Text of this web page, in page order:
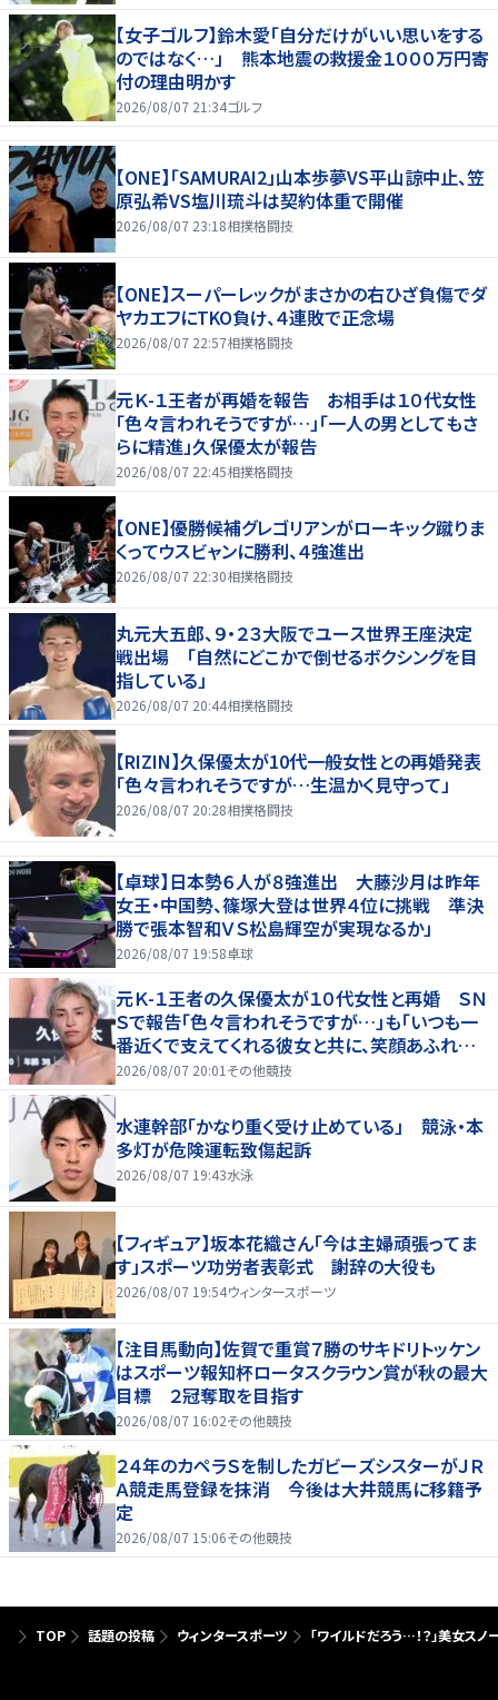
【女子ゴルフ】鈴木愛「自分だけがいい思いをする
のではなく…」 熊本地震の救援金１０００万円寄
付の理由明かす
2026/08/07 21:34ゴルフ
【ONE】「SAMURAI2」山本歩夢VS平山諒中止、笠
原弘希VS塩川琉斗は契約体重で開催
2026/08/07 23:18相撲格闘技
【ONE】スーパーレックがまさかの右ひざ負傷でダ
ヤカエフにTKO負け、４連敗で正念場
2026/08/07 22:57相撲格闘技
元Ｋ-１王者が再婚を報告 お相手は１０代女性
「色々言われそうですが…」「一人の男としてもさ
らに精進」久保優太が報告
2026/08/07 22:45相撲格闘技
【ONE】優勝候補グレゴリアンがローキック蹴りま
くってウスビャンに勝利、４強進出
2026/08/07 22:30相撲格闘技
丸元大五郎、９・２３大阪でユース世界王座決定
戦出場 「自然にどこかで倒せるボクシングを目
指している」
2026/08/07 20:44相撲格闘技
【RIZIN】久保優太が10代一般女性との再婚発表
「色々言われそうですが…生温かく見守って」
2026/08/07 20:28相撲格闘技
【卓球】日本勢６人が８強進出 大藤沙月は昨年
女王・中国勢、篠塚大登は世界４位に挑戦 準決
勝で張本智和ＶＳ松島輝空が実現なるか」
2026/08/07 19:58卓球
元Ｋ-１王者の久保優太が１０代女性と再婚 ＳＮ
Ｓで報告「色々言われそうですが…」も「いつも一
番近くで支えてくれる彼女と共に、笑顔あふれる
家庭を築いていきたい」
2026/08/07 20:01 その他競技
水連幹部「かなり重く受け止めている」 競泳・本
多灯が危険運転致傷起訴
2026/08/07 19:43水泳
【フィギュア】坂本花織さん「今は主婦頑張ってま
す」スポーツ功労者表彰式 謝辞の大役も
2026/08/07 19:54ウィンタースポーツ
【注目馬動向】佐賀で重賞７勝のサキドリトッケン
はスポーツ報知杯ロータスクラウン賞が秋の最大
目標 ２冠奪取を目指す
2026/08/07 16:02その他競技
２４年のカペラＳを制したガビーズシスターがＪＲ
Ａ競走馬登録を抹消 今後は大井競馬に移籍予
定
2026/08/07 15:06その他競技
TOP 話題の投稿 ウィンタースポーツ 「ワイルドだろう…！？」美女ス